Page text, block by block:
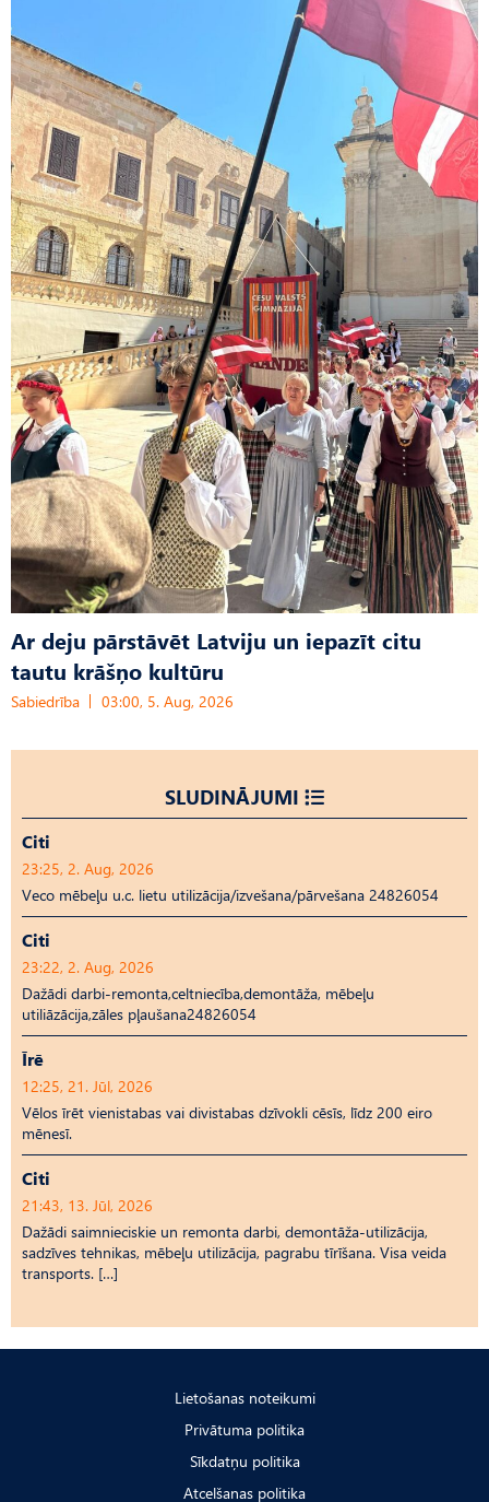
Ar deju pārstāvēt Latviju un iepazīt citu
tautu krāšņo kultūru
Sabiedrība 03:00, 5. Aug, 2026
SLUDINĀJUMI
Citi
23:25, 2. Aug, 2026
Veco mēbeļu u.c. lietu utilizācija/izvešana/pārvešana 24826054
Citi
23:22, 2. Aug, 2026
Dažādi darbi-remonta,celtniecība,demontāža, mēbeļu
utiliāzācija,zāles pļaušana24826054
Īrē
12:25, 21. Jūl, 2026
Vēlos īrēt vienistabas vai divistabas dzīvokli cēsīs, līdz 200 eiro
mēnesī.
Citi
21:43, 13. Jūl, 2026
Dažādi saimnieciskie un remonta darbi, demontāža-utilizācija,
sadzīves tehnikas, mēbeļu utilizācija, pagrabu tīrīšana. Visa veida
transports. […]
Lietošanas noteikumi
Privātuma politika
Sīkdatņu politika
Atcelšanas politika